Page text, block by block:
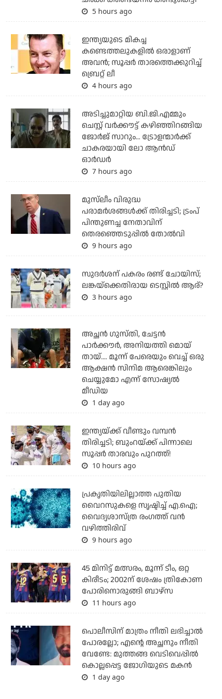
5 hours ago
ഇന്ത്യയുടെ മികച്ച
കണ്ടെത്തലുകളില്‍ ഒരാളാണ്
അവന്‍; സൂപ്പര്‍ താരത്തെക്കുറിച്ച്
ബ്രെറ്റ് ലീ
4 hours ago
അടിച്ചുമാറ്റിയ ബി.ജി.എമ്മും
ചെസ്റ്റ് വര്‍ക്കൗട്ട് കഴിഞ്ഞിറങ്ങിയ
ജോര്‍ജ് സാറും... ട്രോളന്മാര്‍ക്ക്
ചാകരയായി ലോ ആന്‍ഡ്
ഓര്‍ഡര്‍
7 hours ago
മുസ്‌ലീം വിരുദ്ധ
പരാമര്‍ശങ്ങള്‍ക്ക് തിരിച്ചടി; ട്രംപ്
പിന്തുണച്ച നേതാവിന്
തെരഞ്ഞെടുപ്പില്‍ തോല്‍വി
9 hours ago
സുദര്‍ശന് പകരം രണ്ട് ചോയിസ്;
ലങ്കയ്‌ക്കെതിരായ ടെസ്റ്റില്‍ ആര്?
3 hours ago
അച്ഛന്‍ ഗുസ്തി, ചേട്ടന്‍
പാര്‍ക്കൗര്‍, അനിയത്തി മൊയ്
തായ്.... മൂന്ന് പേരെയും വെച്ച് ഒരു
ആക്ഷന്‍ സിനിമ ആരെങ്കിലും
ചെയ്യുമോ എന്ന് സോഷ്യല്‍
മീഡിയ
1 day ago
ഇന്ത്യയ്ക്ക് വീണ്ടും വമ്പന്‍
തിരിച്ചടി; ബുംറയ്ക്ക് പിന്നാലെ
സൂപ്പര്‍ താരവും പുറത്ത്!
10 hours ago
പ്രകൃതിയിലില്ലാത്ത പുതിയ
വൈറസുകളെ സൃഷ്ടിച്ച് എ.ഐ;
വൈദ്യശാസ്ത്ര രംഗത്ത് വന്‍
വഴിത്തിരിവ്
9 hours ago
45 മിനിട്ട് മത്സരം, മൂന്ന് ടീം, ഒറ്റ
കിരീടം; 2002ന് ശേഷം ത്രികോണ
പോരിനൊരുങ്ങി ബാഴ്‌സ
11 hours ago
പൊലീസിന് മാത്രം നീതി ലഭിച്ചാല്‍
പോരല്ലോ; എന്റെ അച്ഛനും നീതി
വേണ്ടേ: മുത്തങ്ങ വെടിവെപ്പില്‍
കൊല്ലപ്പെട്ട ജോഗിയുടെ മകന്‍
1 day ago